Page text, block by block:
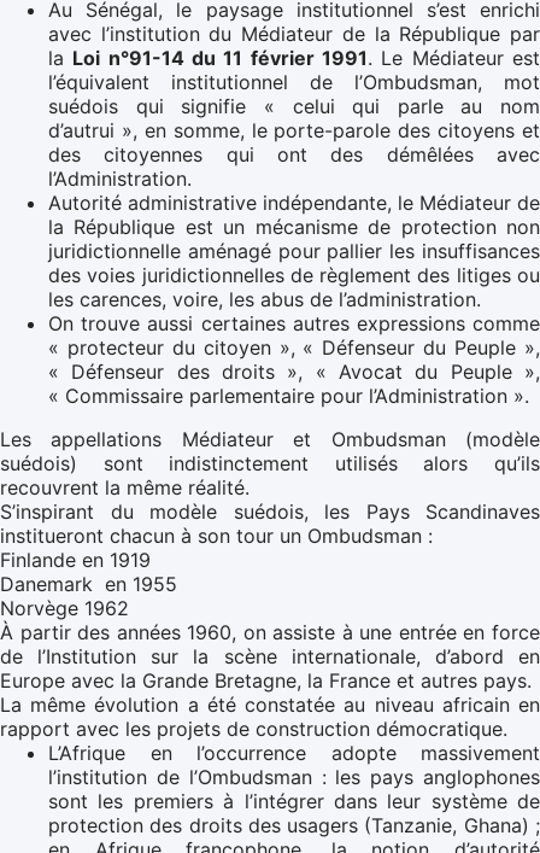
Au Sénégal, le paysage institutionnel s’est enrichi
avec l’institution du Médiateur de la République par
la Loi n°91-14 du 11 février 1991. Le Médiateur est
l’équivalent institutionnel de l’Ombudsman, mot
suédois qui signifie « celui qui parle au nom
d’autrui », en somme, le porte-parole des citoyens et
des citoyennes qui ont des démêlées avec
l’Administration.
Autorité administrative indépendante, le Médiateur de
la République est un mécanisme de protection non
juridictionnelle aménagé pour pallier les insuffisances
des voies juridictionnelles de règlement des litiges ou
les carences, voire, les abus de l’administration.
On trouve aussi certaines autres expressions comme
« protecteur du citoyen », « Défenseur du Peuple »,
« Défenseur des droits », « Avocat du Peuple »,
« Commissaire parlementaire pour l’Administration ».
Les appellations Médiateur et Ombudsman (modèle
suédois) sont indistinctement utilisés alors qu’ils
recouvrent la même réalité.
S’inspirant du modèle suédois, les Pays Scandinaves
institueront chacun à son tour un Ombudsman :
Finlande en 1919
Danemark en 1955
Norvège 1962
À partir des années 1960, on assiste à une entrée en force
de l’Institution sur la scène internationale, d’abord en
Europe avec la Grande Bretagne, la France et autres pays.
La même évolution a été constatée au niveau africain en
rapport avec les projets de construction démocratique.
L’Afrique en l’occurrence adopte massivement
l’institution de l’Ombudsman : les pays anglophones
sont les premiers à l’intégrer dans leur système de
protection des droits des usagers (Tanzanie, Ghana) ;